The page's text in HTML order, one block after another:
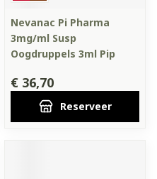
Nevanac Pi Pharma
3mg/ml Susp
Oogdruppels 3ml Pip
€ 36,70
Reserveer